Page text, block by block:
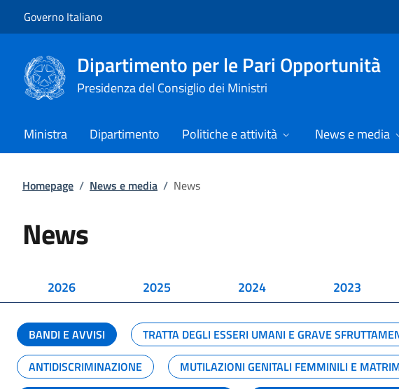
Governo Italiano
Dipartimento per le Pari Opportunità
Presidenza del Consiglio dei Ministri
Ministra Dipartimento Politiche e attività News e media
Homepage / News e media / News
News
2026 2025 2024 2023
BANDI E AVVISI TRATTA DEGLI ESSERI UMANI E GRAVE
ANTIDISCRIMINAZIONE
MUTILAZIONI GENITALI FEMMINILI E